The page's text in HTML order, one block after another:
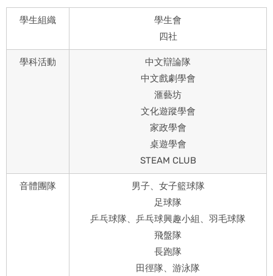
學生組織
學生會
四社
學科活動
中文辯論隊
中文戲劇學會
滙藝坊
文化遊蹤學會
家政學會
桌遊學會
STEAM CLUB
音體團隊
男子、女子籃球隊
足球隊
乒乓球隊、乒乓球興趣小組、羽毛球隊
飛盤隊
長跑隊
田徑隊、游泳隊